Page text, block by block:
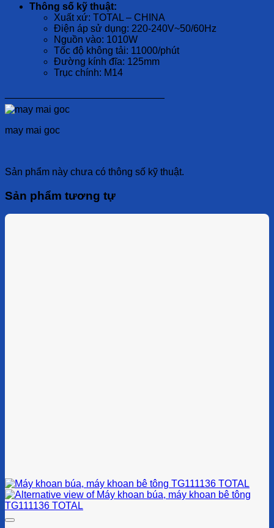
Thông số kỹ thuật:
Xuất xứ: TOTAL – CHINA
Điện áp sử dụng: 220-240V~50/60Hz
Nguồn vào: 1010W
Tốc độ không tải: 11000/phút
Đường kính đĩa: 125mm
Trục chính: M14
may mai goc
Sản phẩm này chưa có thông số kỹ thuật.
Sản phẩm tương tự